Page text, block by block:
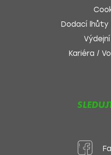
Dodací lhůty
Kariéra /